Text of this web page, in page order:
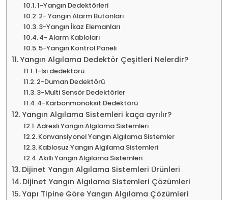
1-Yangın Dedektörleri
2- Yangın Alarm Butonları
3-Yangın İkaz Elemanları
4- Alarm Kabloları
5-Yangın Kontrol Paneli
Yangın Algılama Dedektör Çeşitleri Nelerdir?
1-Isı dedektörü
2-Duman Dedektörü
3-Multi Sensör Dedektörler
4-Karbonmonoksit Dedektörü
Yangın Algılama Sistemleri kaça ayrılır?
Adresli Yangın Algılama Sistemleri
Konvansiyonel Yangın Algılama Sistemler
Kablosuz Yangın Algılama Sistemleri
Akıllı Yangın Algılama Sistemleri
Dijinet Yangın Algılama Sistemleri Ürünleri
Dijinet Yangın Algılama Sistemleri Çözümleri
Yapı Tipine Göre Yangın Algılama Çözümleri